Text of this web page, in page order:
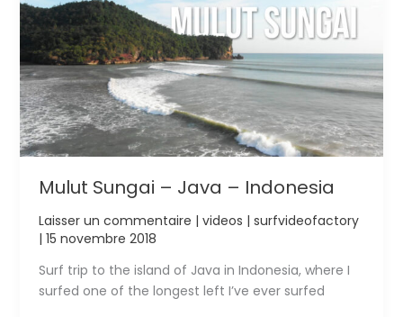
Mulut Sungai – Java – Indonesia
Laisser un commentaire | videos | surfvideofactory
| 15 novembre 2018
Surf trip to the island of Java in Indonesia, where I
surfed one of the longest left I’ve ever surfed